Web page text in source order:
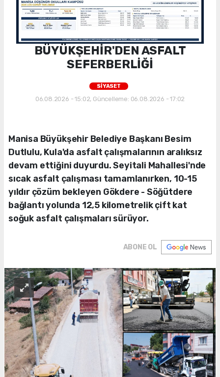
BÜYÜKŞEHİR'DEN ASFALT
SEFERBERLİĞİ
SİYASET
06.08.2026 - 15:02, Güncelleme: 06.08.2026 - 17:02
Manisa Büyükşehir Belediye Başkanı Besim
Dutlulu, Kula'da asfalt çalışmalarının aralıksız
devam ettiğini duyurdu. Seyitali Mahallesi'nde
sıcak asfalt çalışması tamamlanırken, 10-15
yıldır çözüm bekleyen Gökdere - Söğütdere
bağlantı yolunda 12,5 kilometrelik çift kat
soğuk asfalt çalışmaları sürüyor.
ABONE OL